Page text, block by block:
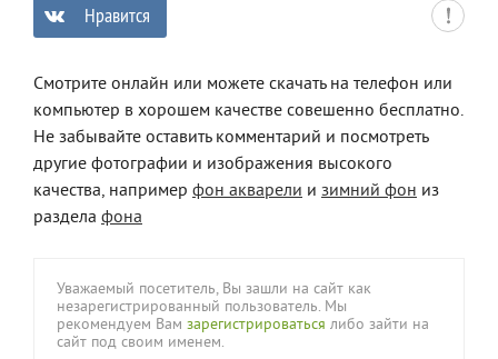
Нравится
Смотрите онлайн или можете скачать на телефон или
компьютер в хорошем качестве совешенно бесплатно.
Не забывайте оставить комментарий и посмотреть
другие фотографии и изображения высокого
качества, например фон акварели и зимний фон из
раздела фона
Уважаемый посетитель, Вы зашли на сайт как
незарегистрированный пользователь. Мы
рекомендуем Вам зарегистрироваться либо зайти на
сайт под своим именем.